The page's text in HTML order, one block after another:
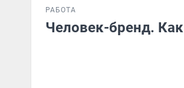
РАБОТА
Человек-бренд.